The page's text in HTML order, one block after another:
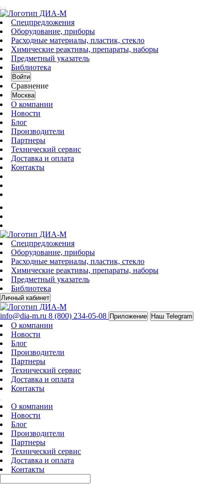
Спецпредложения
Оборудование, приборы
Расходные материалы, пластик, стекло
Химические реактивы, препараты, наборы
Предметный указатель
Библиотека
Войти
Сравнение
Москва
О компании
Новости
Блог
Производители
Партнеры
Технический сервис
Доставка и оплата
Контакты
Спецпредложения
Оборудование, приборы
Расходные материалы, пластик, стекло
Химические реактивы, препараты, наборы
Предметный указатель
Библиотека
Личный кабинет
info@dia-m.ru 8 (800) 234-05-08 Приложение Наш Telegram
О компании
Новости
Блог
Производители
Партнеры
Технический сервис
Доставка и оплата
Контакты
О компании
Новости
Блог
Производители
Партнеры
Технический сервис
Доставка и оплата
Контакты